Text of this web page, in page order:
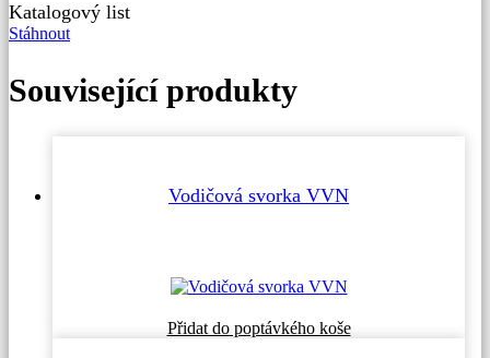
Katalogový list
Stáhnout
Související produkty
Vodičová svorka VVN
Přidat do poptávkého koše